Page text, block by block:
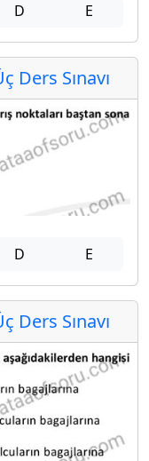
D E
Ders Sınavı
D E
Ders Sınavı